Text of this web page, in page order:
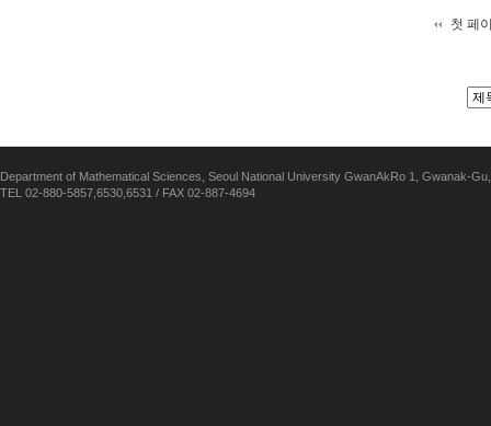
첫 페
Department of Mathematical Sciences, Seoul National University GwanAkRo 1, Gwanak-
TEL 02-880-5857,6530,6531 / FAX 02-887-4694